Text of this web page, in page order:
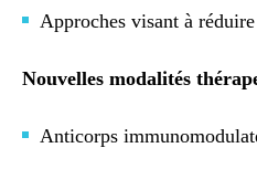
Approches visant à
Nouvelles modalités
Anticorps